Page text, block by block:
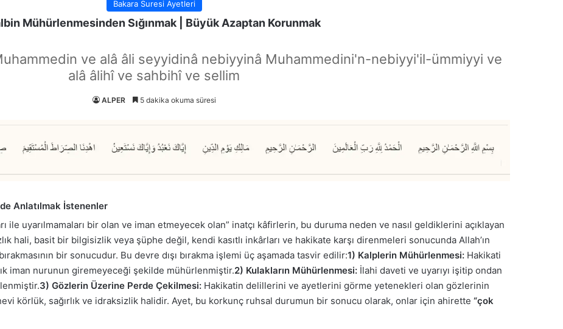
Bakara Suresi Ayetleri
Mühürlenmesinden Sığınmak | Büyük Azaptan Korunmak
ve alâ âli seyyidinâ nebiyyinâ Muhammedini'n-nebiyyi'il-ümmiyyi ve
alâ âlihî ve sahbihî ve sellim
ALPER 5 dakika okuma süresi
Anlatılmak İstenenler
ile uyarılmamaları bir olan ve iman etmeyecek olan” inatçı kâfirlerin, bu duruma neden ve nasıl geldiklerini açıklayan
hali, basit bir bilgisizlik veya şüphe değil, kendi kasıtlı inkârları ve hakikate karşı direnmeleri sonucunda Allah’ın
bir sonucudur. Bu devre dışı bırakma işlemi üç aşamada tasvir edilir:1) Kalplerin Mühürlenmesi: Hakikati
iman nurunun giremeyeceği şekilde mühürlenmiştir.2) Kulakların Mühürlenmesi: İlahi daveti ve uyarıyı işitip ondan
3) Gözlerin Üzerine Perde Çekilmesi: Hakikatin delillerini ve ayetlerini görme yetenekleri olan gözlerinin
körlük, sağırlık ve idraksizlik halidir. Ayet, bu korkunç ruhsal durumun bir sonucu olarak, onlar için ahirette “çok